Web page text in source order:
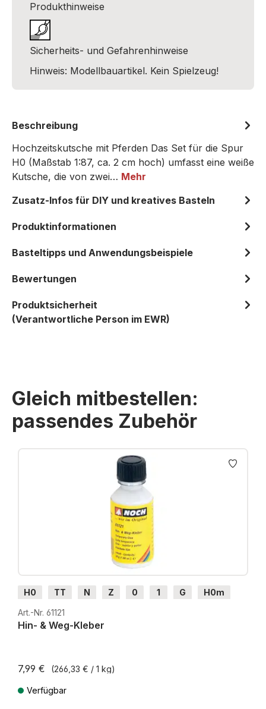
Produkthinweise
Sicherheits- und Gefahrenhinweise
Hinweis: Modellbauartikel. Kein Spielzeug!
Beschreibung
Hochzeitskutsche mit Pferden Das Set für die Spur
H0 (Maßstab 1:87, ca. 2 cm hoch) umfasst eine weiße
Kutsche, die von zwei… Mehr
Zusatz-Infos für DIY und kreatives Basteln
Produktinformationen
Basteltipps und Anwendungsbeispiele
Bewertungen
Produktsicherheit
(Verantwortliche Person im EWR)
Gleich mitbestellen:
passendes Zubehör
Produktgalerie überspringen
H0 TT N Z 0 1 G
H0m
H0e
Art.-Nr. 61121
Hin- & Weg-Kleber
7,99 € (266,33 € / 1 kg)
Verfügbar